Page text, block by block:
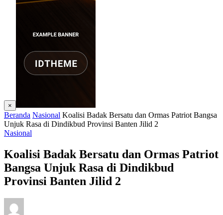
×
Beranda Nasional Koalisi Badak Bersatu dan Ormas Patriot Bangsa
Unjuk Rasa di Dindikbud Provinsi Banten Jilid 2
Nasional
Koalisi Badak Bersatu dan Ormas Patriot
Bangsa Unjuk Rasa di Dindikbud
Provinsi Banten Jilid 2